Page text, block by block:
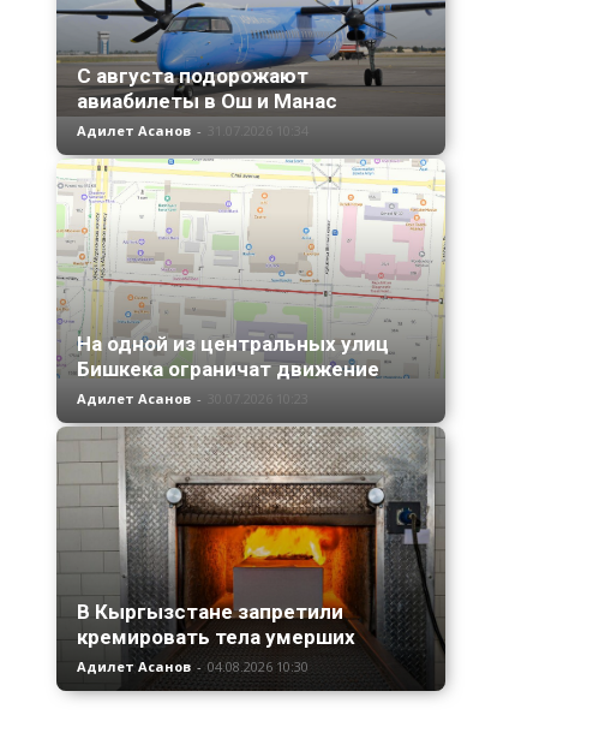
С августа подорожают
авиабилеты в Ош и Манас
Адилет Асанов - 31.07.2026 10:34
На одной из центральных улиц
Бишкека ограничат движение
Адилет Асанов - 30.07.2026 10:23
В Кыргызстане запретили
кремировать тела умерших
Адилет Асанов - 04.08.2026 10:30